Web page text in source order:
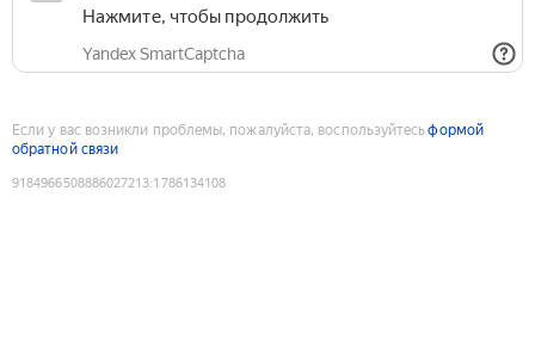
Нажмите, чтобы продолжить
Yandex SmartCaptcha
Если у вас возникли проблемы, пожалуйста, воспользуйтесьформой
обратной связи
9184966508886027213:1786134108